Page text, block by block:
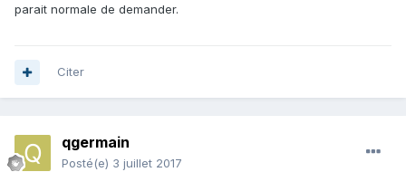
parait normale de demander.
Citer
qgermain
Posté(e) 3 juillet 2017